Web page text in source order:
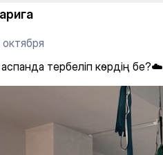
октября
тербеліп көрдің бе?☁️